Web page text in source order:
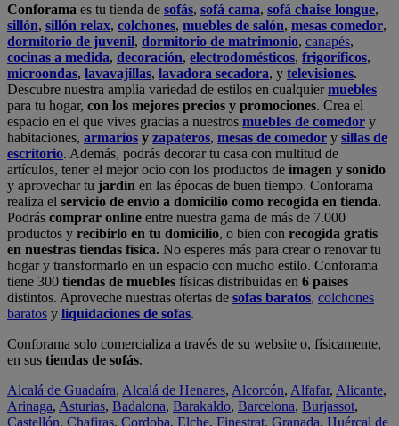
Conforama es tu tienda de sofás, sofá cama, sofá chaise longue,
sillón, sillón relax, colchones, muebles de salón, mesas comedor,
dormitorio de juvenil, dormitorio de matrimonio, canapés,
cocinas a medida, decoración, electrodomésticos, frigoríficos,
microondas, lavavajillas, lavadora secadora, y televisiones.
Descubre nuestra amplia variedad de estilos en cualquiermuebles
para tu hogar, con los mejores precios y promociones. Crea el
espacio en el que vives gracias a nuestros muebles de comedor y
habitaciones, armarios y zapateros, mesas de comedor y sillas de
escritorio. Además, podrás decorar tu casa con multitud de
artículos, tener el mejor ocio con los productos de imagen y sonido
y aprovechar tu jardín en las épocas de buen tiempo. Conforama
realiza el servicio de envío a domicilio como recogida en tienda.
Podrás comprar online entre nuestra gama de más de 7.000
productos y recibirlo en tu domicilio, o bien con recogida gratis
en nuestras tiendas física. No esperes más para crear o renovar tu
hogar y transformarlo en un espacio con mucho estilo. Conforama
tiene 300 tiendas de muebles físicas distribuidas en 6 países
distintos. Aproveche nuestras ofertas de sofas baratos, colchones
baratos y liquidaciones de sofas.
Conforama solo comercializa a través de su website o, físicamente,
en sus tiendas de sofás.
Alcalá de Guadaíra, Alcalá de Henares, Alcorcón, Alfafar, Alicante,
Arinaga, Asturias, Badalona, Barakaldo, Barcelona, Burjassot,
Castellón, Chafiras, Cordoba, Elche, Finestrat, Granada, Huércal de